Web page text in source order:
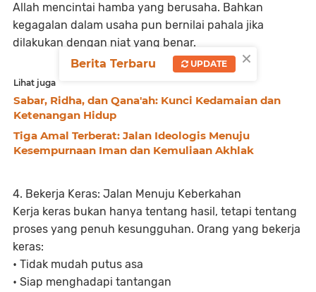
Allah mencintai hamba yang berusaha. Bahkan
kegagalan dalam usaha pun bernilai pahala jika
dilakukan dengan niat yang benar.
Lihat juga
Sabar, Ridha, dan Qana'ah: Kunci Kedamaian dan
Ketenangan Hidup
Tiga Amal Terberat: Jalan Ideologis Menuju
Kesempurnaan Iman dan Kemuliaan Akhlak
4. Bekerja Keras: Jalan Menuju Keberkahan
Kerja keras bukan hanya tentang hasil, tetapi tentang
proses yang penuh kesungguhan. Orang yang bekerja
keras:
• Tidak mudah putus asa
• Siap menghadapi tantangan
×
Berita Terbaru UPDATE